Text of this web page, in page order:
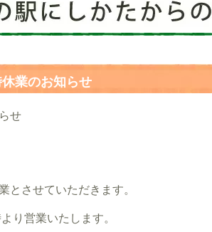
休業のお知らせ
とさせていただきます。
り営業いたします。